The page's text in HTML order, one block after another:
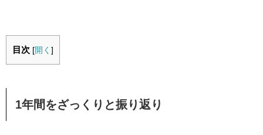
目次 [開く ]
1年間をざっくりと振り返り